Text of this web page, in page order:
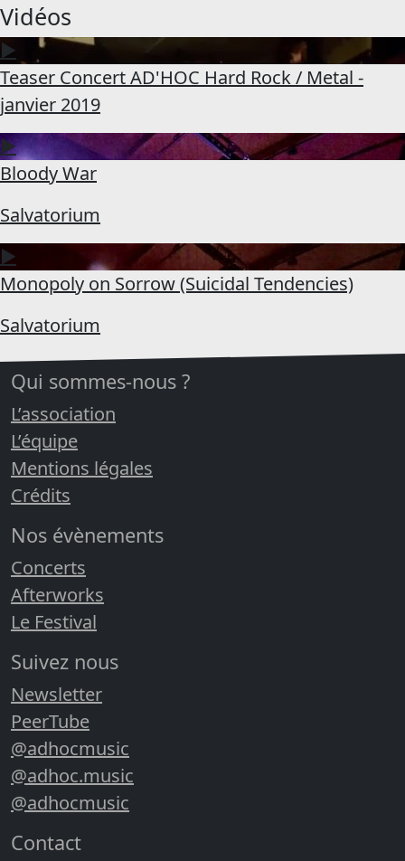
Vidéos
▶
Teaser Concert AD'HOC Hard Rock / Metal -
janvier 2019
▶
Bloody War
Salvatorium
▶
Monopoly on Sorrow (Suicidal Tendencies)
Salvatorium
Qui sommes-nous ?
L’association
L’équipe
Mentions légales
Crédits
Nos évènements
Concerts
Afterworks
Le Festival
Suivez nous
Newsletter
PeerTube
@adhocmusic
@adhoc.music
@adhocmusic
Contact